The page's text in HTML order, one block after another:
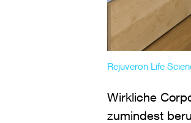
Rejuveron Life
Wirkliche
zumindest